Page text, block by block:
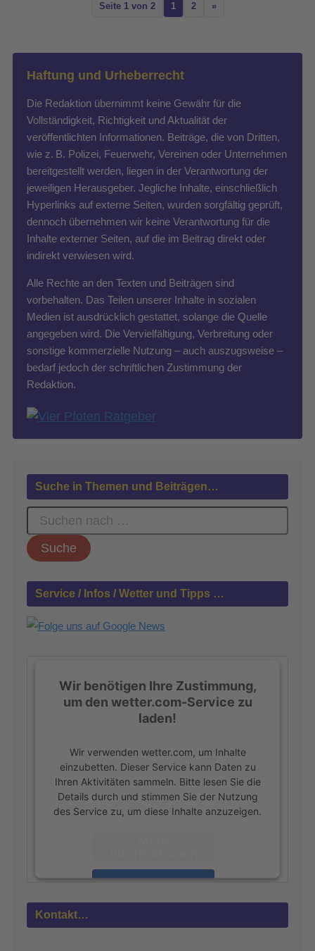
Seite 1 von 2 1 2 »
Haftung und Urheberrecht
Die Redaktion übernimmt keine Gewähr für die
Vollständigkeit, Richtigkeit und Aktualität der
veröffentlichten Informationen. Beiträge, die von Dritten,
wie z. B. Polizei, Feuerwehr, Vereinen oder Unternehmen
bereitgestellt werden, liegen in der Verantwortung der
jeweiligen Herausgeber. Jegliche Inhalte, einschließlich
Hyperlinks auf externe Seiten, wurden sorgfältig geprüft,
dennoch übernehmen wir keine Verantwortung für die
Inhalte externer Seiten, auf die im Beitrag direkt oder
indirekt verwiesen wird.
Alle Rechte an den Texten und Beiträgen sind
vorbehalten. Das Teilen unserer Inhalte in sozialen
Medien ist ausdrücklich gestattet, solange die Quelle
angegeben wird. Die Vervielfältigung, Verbreitung oder
sonstige kommerzielle Nutzung – auch auszugsweise –
bedarf jedoch der schriftlichen Zustimmung der
Redaktion.
Suche in Themen und Beiträgen…
c
h
n
c
Service / Infos / Wetter und Tipps …
Wir benötigen Ihre Zustimmung,
um den wetter.com-Service zu
laden!
Wir verwenden wetter.com, um Inhalte
einzubetten. Dieser Service kann Daten zu
Ihren Aktivitäten sammeln. Bitte lesen Sie die
Details durch und stimmen Sie der Nutzung
des Service zu, um diese Inhalte anzuzeigen.
Akzeptieren
Kontakt…